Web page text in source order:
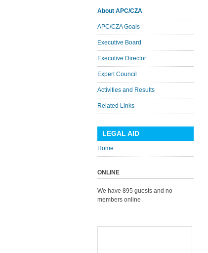
About APC/CZA
APC/CZA Goals
Executive Board
Executive Director
Expert Council
Activities and Results
Related Links
LEGAL AID
Home
ONLINE
We have 895 guests and no
members online